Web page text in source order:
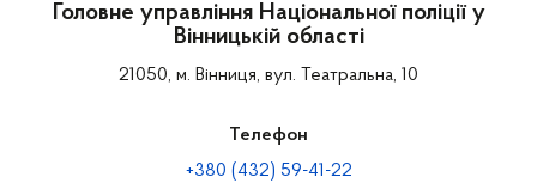
Головне управління Національної поліції у
Вінницькій області
21050, м. Вінниця, вул. Театральна, 10
Телефон
+380 (432) 59-41-22